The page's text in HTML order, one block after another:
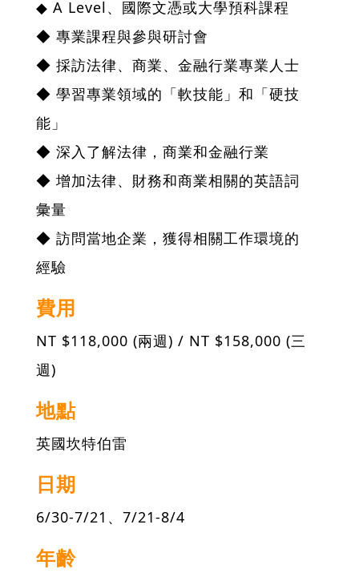
◆ A Level、國際文憑或大學預科課程
◆ 專業課程與參與研討會
◆ 採訪法律、商業、金融行業專業人士
◆ 學習專業領域的「軟技能」和「硬技
能」
◆ 深入了解法律，商業和金融行業
◆ 增加法律、財務和商業相關的英語詞
彙量
◆ 訪問當地企業，獲得相關工作環境的
經驗
費用
NT $118,000 (兩週) / NT $158,000 (三
週)
地點
英國坎特伯雷
日期
6/30-7/21、7/21-8/4
年齡